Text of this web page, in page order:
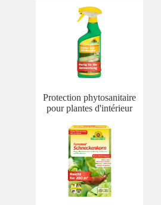
Protection phytosanitaire
pour plantes d'intérieur